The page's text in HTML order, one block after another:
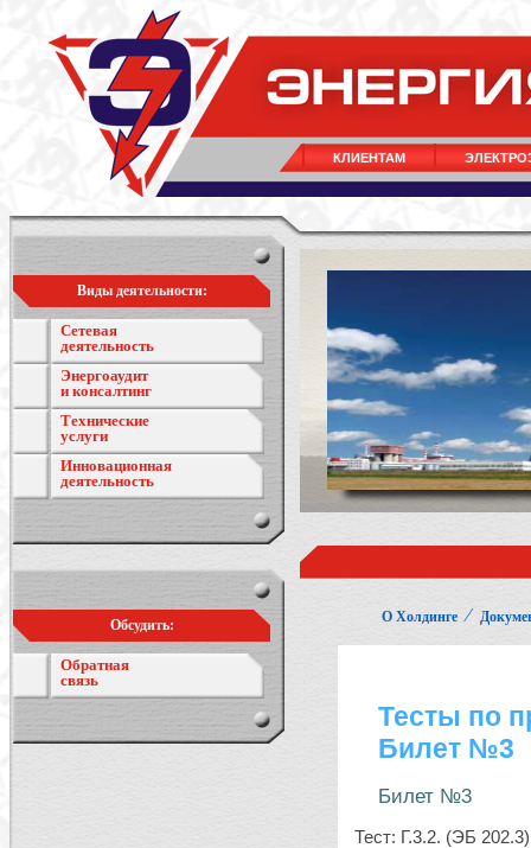
КЛИЕНТАМ
Виды деятельности:
Сетевая
деятельность
Энергоаудит
и консалтинг
Технические
услуги
Инновационная
деятельность
Обсудить:
Обратная
связь
О Холдинге ⁄